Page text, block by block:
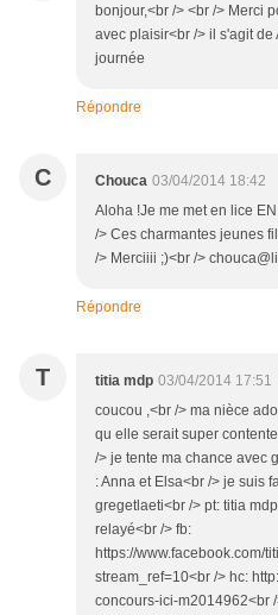
bonjour,<br /> <br /> Merci
avec plaisir<br /> il s'agit de
journée
Répondre
C Chouca 03/04/2014 18:42
Aloha !Je me met en lice
/> Ces charmantes jeunes
/> Merciiii ;)<br />
Répondre
T titia mdp 03/04/2014 17:51
coucou ,<br /> ma nièce
qu elle serait super
/> je tente ma chance avec
: Anna et Elsa<br /> je suis
gregetlaeti<br /> pt: titia
relayé<br /> fb:
https://www.facebook.com/
stream_ref=10<br /> hc:
concours-ici-m2014962<br /